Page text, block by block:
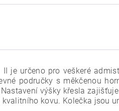
je určeno pro veškeré
područky s měkčenou
výšky křesla
kovu. Kolečka jsou